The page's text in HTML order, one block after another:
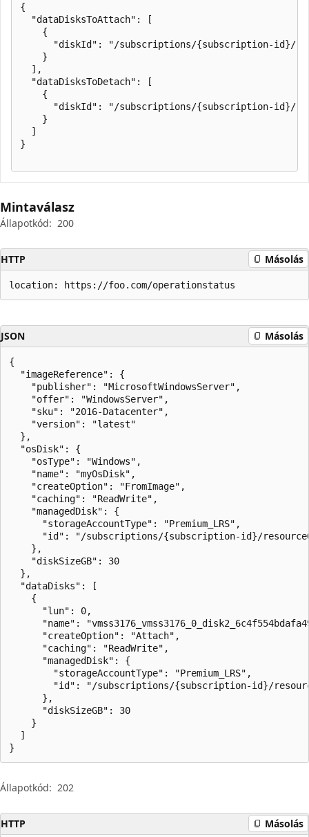
{
  "dataDisksToAttach": [
    {
"diskId": "/subscriptions/{subscription-id}/
    }
  ],
  "dataDisksToDetach": [
    {
"diskId": "/subscriptions/{subscription-id}/
    }
  ]
}
Mintaválasz
Állapotkód: 200
HTTP Másolás
location: https://foo.com/operationstatus
JSON Másolás
{
  "imageReference": {
    "publisher": "MicrosoftWindowsServer",
    "offer": "WindowsServer",
    "sku": "2016-Datacenter",
    "version": "latest"
  },
  "osDisk": {
    "osType": "Windows",
    "name": "myOsDisk",
    "createOption": "FromImage",
    "caching": "ReadWrite",
    "managedDisk": {
      "storageAccountType": "Premium_LRS",
"id": "/subscriptions/{subscription-id}/
    },
    "diskSizeGB": 30
  },
  "dataDisks": [
    {
      "lun": 0,
"name":
      "createOption": "Attach",
      "caching": "ReadWrite",
      "managedDisk": {
        "storageAccountType": "Premium_LRS",
"id": "/subscriptions/{subscription-id}/
      },
      "diskSizeGB": 30
    }
  ]
}
Állapotkód: 202
HTTP Másolás